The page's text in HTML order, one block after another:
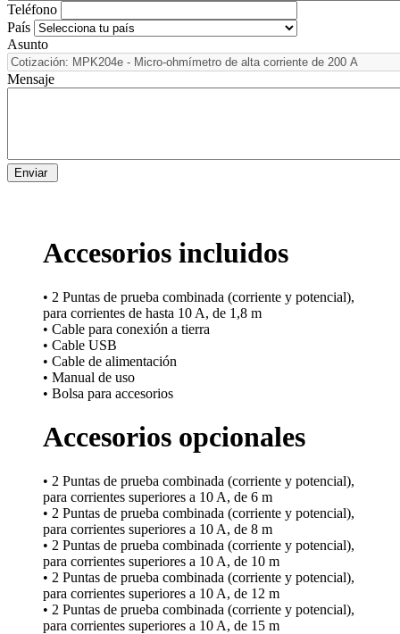
Teléfono
País
Asunto
Mensaje
Accesorios incluidos
• 2 Puntas de prueba combinada (corriente y potencial),
para corrientes de hasta 10 A, de 1,8 m
• Cable para conexión a tierra
• Cable USB
• Cable de alimentación
• Manual de uso
• Bolsa para accesorios
Accesorios opcionales
• 2 Puntas de prueba combinada (corriente y potencial),
para corrientes superiores a 10 A, de 6 m
• 2 Puntas de prueba combinada (corriente y potencial),
para corrientes superiores a 10 A, de 8 m
• 2 Puntas de prueba combinada (corriente y potencial),
para corrientes superiores a 10 A, de 10 m
• 2 Puntas de prueba combinada (corriente y potencial),
para corrientes superiores a 10 A, de 12 m
• 2 Puntas de prueba combinada (corriente y potencial),
para corrientes superiores a 10 A, de 15 m